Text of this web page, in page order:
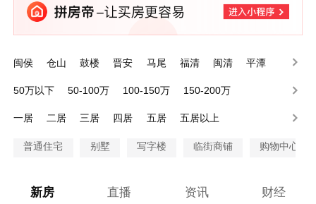
闽侯 仓山 鼓楼 晋安 马尾 福清 闽清
平潭
50万以下
50-100万 100-150万
150-200万
一居
二居 三居 四居 五居 五居以上
普通住宅 别墅 写字楼 临街商铺 购物中心商
新房 直播 资讯 财经